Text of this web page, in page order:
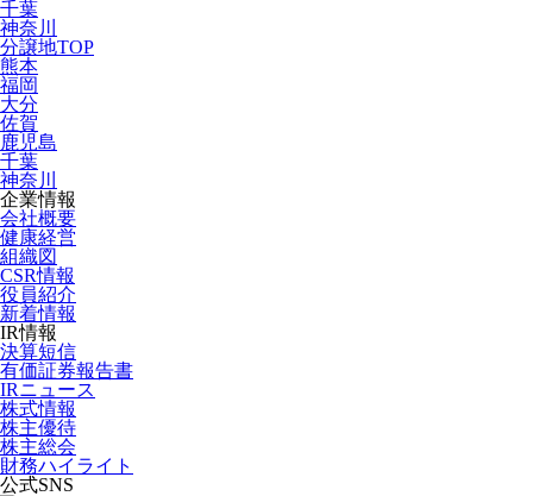
千葉
神奈川
分譲地TOP
熊本
福岡
大分
佐賀
鹿児島
千葉
神奈川
企業情報
会社概要
健康経営
組織図
CSR情報
役員紹介
新着情報
IR情報
決算短信
有価証券報告書
IRニュース
株式情報
株主優待
株主総会
財務ハイライト
公式SNS